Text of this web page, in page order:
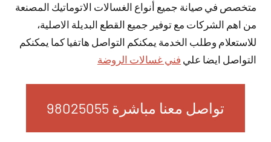
متخصص في صيانة جميع أنواع الغسالات الاتوماتيك المصنعة
من اهم الشركات مع توفير جميع القطع البديلة الاصلية،
للاستعلام وطلب الخدمة يمكنكم التواصل هاتفيا كما يمكنكم
التواصل ايضا علي فني غسالات الروضة
تواصل معنا مباشرة 98025055